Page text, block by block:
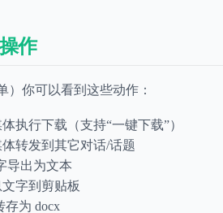
作
）你可以看到这些动作：
执行下载（支持“一键下载”）
体转发到其它对话/话题
导出为文本
字到剪贴板
存为 docx